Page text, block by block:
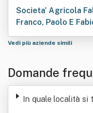
Societa' Agricola
Franco, Paolo E
Vedi più aziende simili
Domande
abacchi Di
In quale località si